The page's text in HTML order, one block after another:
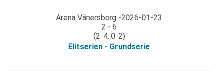
Arena Vänersborg 2026-01-23
2 - 6
(2-4, 0-2)
Elitserien - Grundserie